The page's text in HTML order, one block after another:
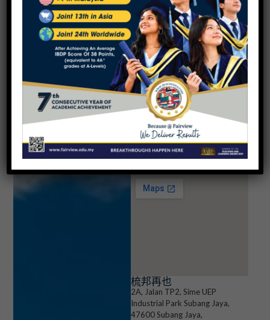
梳邦再也
2A, Jalan TP2, Sime UEP
Industrial Park Subang Jaya,
47600 Subang Jaya,